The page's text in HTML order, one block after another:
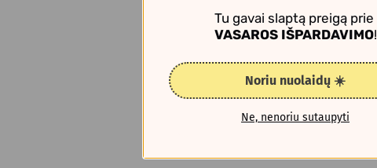
Tu gavai slaptą preigą prie
VASAROS IŠPARDAVIMO!
Noriu nuolaidų ☀️
Ne, nenoriu sutaupyti